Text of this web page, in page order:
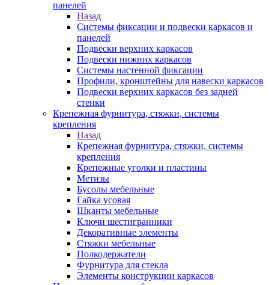
панелей
Назад
Системы фиксации и подвески каркасов и
панелей
Подвески верхних каркасов
Подвески нижних каркасов
Системы настенной фиксации
Профили, кронштейны для навески каркасов
Подвески верхних каркасов без задней
стенки
Крепежная фурнитура, стяжки, системы
крепления
Назад
Крепежная фурнитура, стяжки, системы
крепления
Крепежные уголки и пластины
Метизы
Бусолы мебельные
Гайка усовая
Шканты мебельные
Ключи шестигранники
Декоративные элементы
Стяжки мебельные
Полкодержатели
Фурнитура для стекла
Элементы конструкции каркасов